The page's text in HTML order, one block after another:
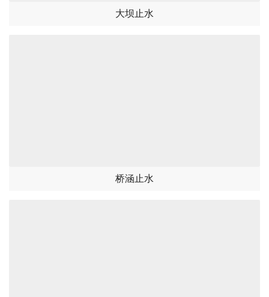
大坝止水
桥涵止水